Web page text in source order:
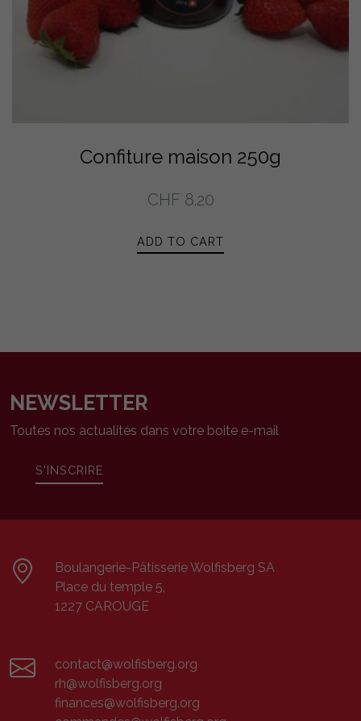
Confiture maison 250g
CHF 8.20
ADD TO CART
NEWSLETTER
Toutes nos actualités dans votre boite e-mail
S'INSCRIRE
Boulangerie-Pâtisserie Wolfisberg SA
Place du temple 5,
1227 CAROUGE
contact@wolfisberg.org
rh@wolfisberg.org
finances@wolfisberg.org